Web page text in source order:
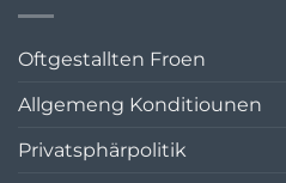
Oftgestallten Froen
Allgemeng Konditiounen
Privatsphärpolitik